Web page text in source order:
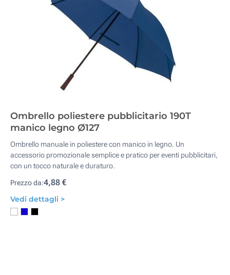
Ombrello poliestere pubblicitario 190T
manico legno Ø127
Ombrello manuale in poliestere con manico in legno. Un
accessorio promozionale semplice e pratico per eventi pubblicitari,
con un tocco naturale e duraturo.
Prezzo da:4,88 €
Vedi dettagli >